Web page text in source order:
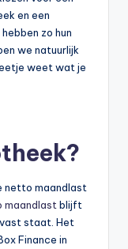
en een
zo hun
we natuurlijk
weet wat je
netto maandlast
maandlast blijft
staat. Het
Finance in